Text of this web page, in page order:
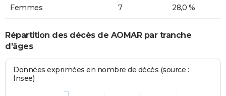
Femmes 7 28,0 %
Répartition des décès de AOMAR par tranche
d'âges
Données exprimées en nombre de décès (source :
Insee)